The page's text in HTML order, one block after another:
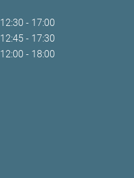
12:30 - 17:00
12:45 - 17:30
12:00 - 18:00